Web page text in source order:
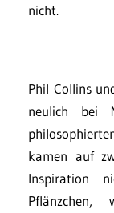
nicht.
Phil Collins
neulich bei
kamen auf
Inspiration
Pflänzchen,